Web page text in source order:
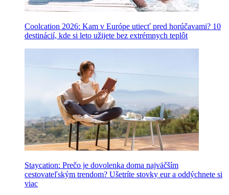
Coolcation 2026: Kam v Európe utiecť pred horúčavami? 10
destinácií, kde si leto užijete bez extrémnych teplôt
Staycation: Prečo je dovolenka doma najväčším
cestovateľským trendom? Ušetríte stovky eur a oddýchnete si
viac